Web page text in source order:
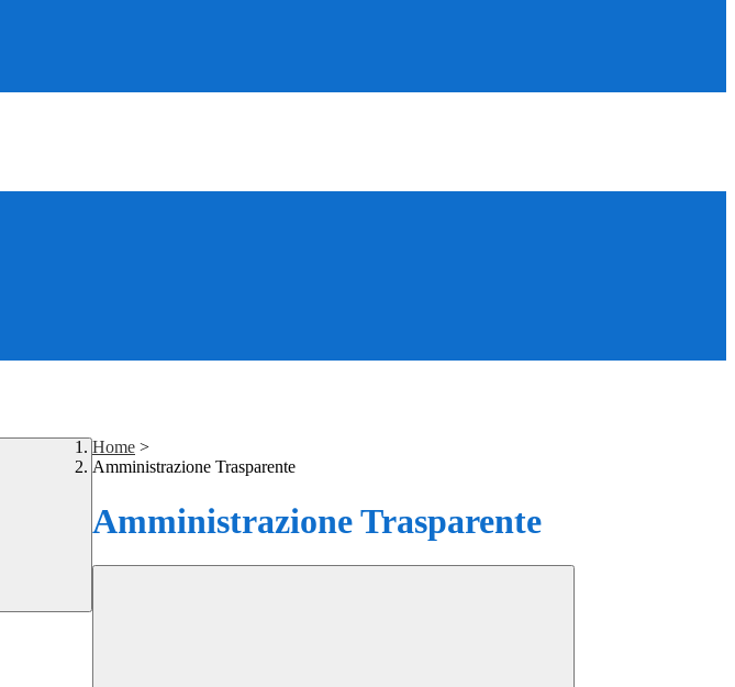
Home >
Amministrazione Trasparente
Amministrazione Trasparente